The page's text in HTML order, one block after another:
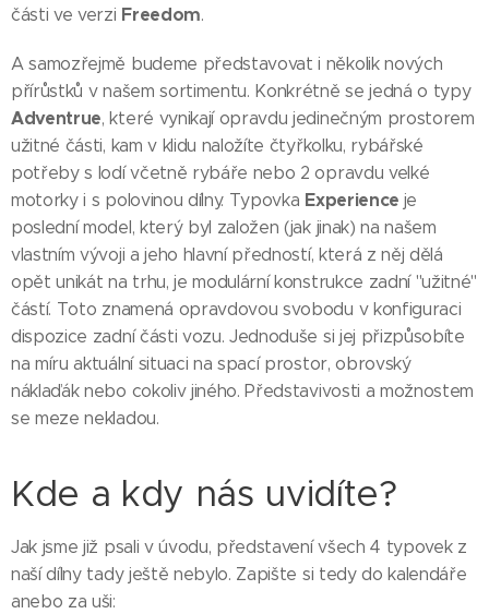
části ve verzi Freedom.
A samozřejmě budeme představovat i několik nových
přírůstků v našem sortimentu. Konkrétně se jedná o typy
Adventrue, které vynikají opravdu jedinečným prostorem
užitné části, kam v klidu naložíte čtyřkolku, rybářské
potřeby s lodí včetně rybáře nebo 2 opravdu velké
motorky i s polovinou dílny. Typovka Experience je
poslední model, který byl založen (jak jinak) na našem
vlastním vývoji a jeho hlavní předností, která z něj dělá
opět unikát na trhu, je modulární konstrukce zadní "užitné"
částí. Toto znamená opravdovou svobodu v konfiguraci
dispozice zadní části vozu. Jednoduše si jej přizpůsobíte
na míru aktuální situaci na spací prostor, obrovský
náklaďák nebo cokoliv jiného. Představivosti a možnostem
se meze nekladou.
Kde a kdy nás uvidíte?
Jak jsme již psali v úvodu, představení všech 4 typovek z
naší dílny tady ještě nebylo. Zapište si tedy do kalendáře
anebo za uši: